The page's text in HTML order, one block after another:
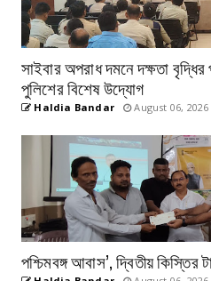
সাইবার অপরাধ দমনে দক্ষতা বৃদ্ধির
পুলিশের বিশেষ উদ্যোগ
Haldia Bandar August 06, 2026
পশ্চিমবঙ্গ আবাস’, দ্বিতীয়